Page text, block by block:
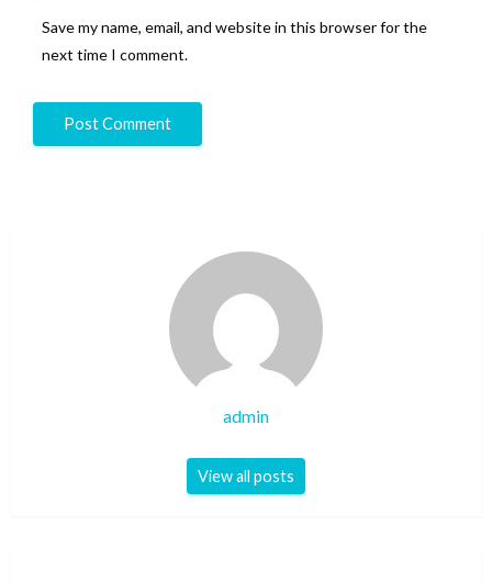
Save my name, email, and website in this browser for the
next time I comment.
admin
View all posts